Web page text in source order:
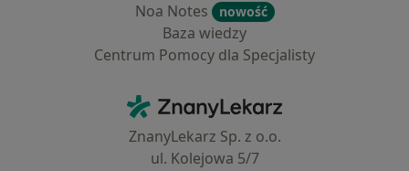
Noa Notes
nowość
Baza wiedzy
Centrum Pomocy dla Specjalisty
ZnanyLekarz - Strona główna
ZnanyLekarz Sp. z o.o.
ul. Kolejowa 5/7